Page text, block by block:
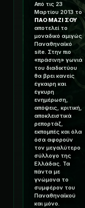
Από τις 23
Μαρτίου 2013 το
ΠΑΟ ΜΑΖΙ ΣΟΥ
αποτελεί το
μοναδικό αμιγώς
Παναθηναϊκό
site. Στην πιο
«πράσινη» γωνιά
του διαδικτύου
θα βρει κανείς
έγκαιρη και
έγκυρη
ενημέρωση,
απόψεις, κριτική,
αποκλειστικά
ρεπορτάζ,
εκπομπές και όλα
όσα αφορούν
τον μεγαλύτερο
σύλλογο της
Ελλάδας. Τα
πάντα με
γνώμονα το
συμφέρον του
Παναθηναϊκού
και μόνο.